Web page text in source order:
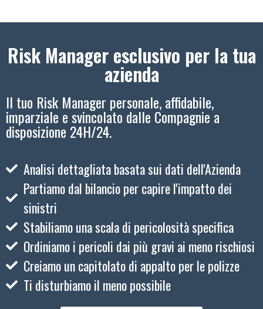
Risk Manager esclusivo per la tua
azienda
Il tuo Risk Manager personale, affidabile,
imparziale e svincolato dalle Compagnie a
disposizione 24H/24.
Analisi dettagliata basata sui dati dell'Azienda
Partiamo dal bilancio per capire l'impatto dei
sinistri
Stabiliamo una scala di pericolosità specifica
Ordiniamo i pericoli dai più gravi ai meno rischiosi
Creiamo un capitolato di appalto per le polizze
Ti disturbiamo il meno possibile